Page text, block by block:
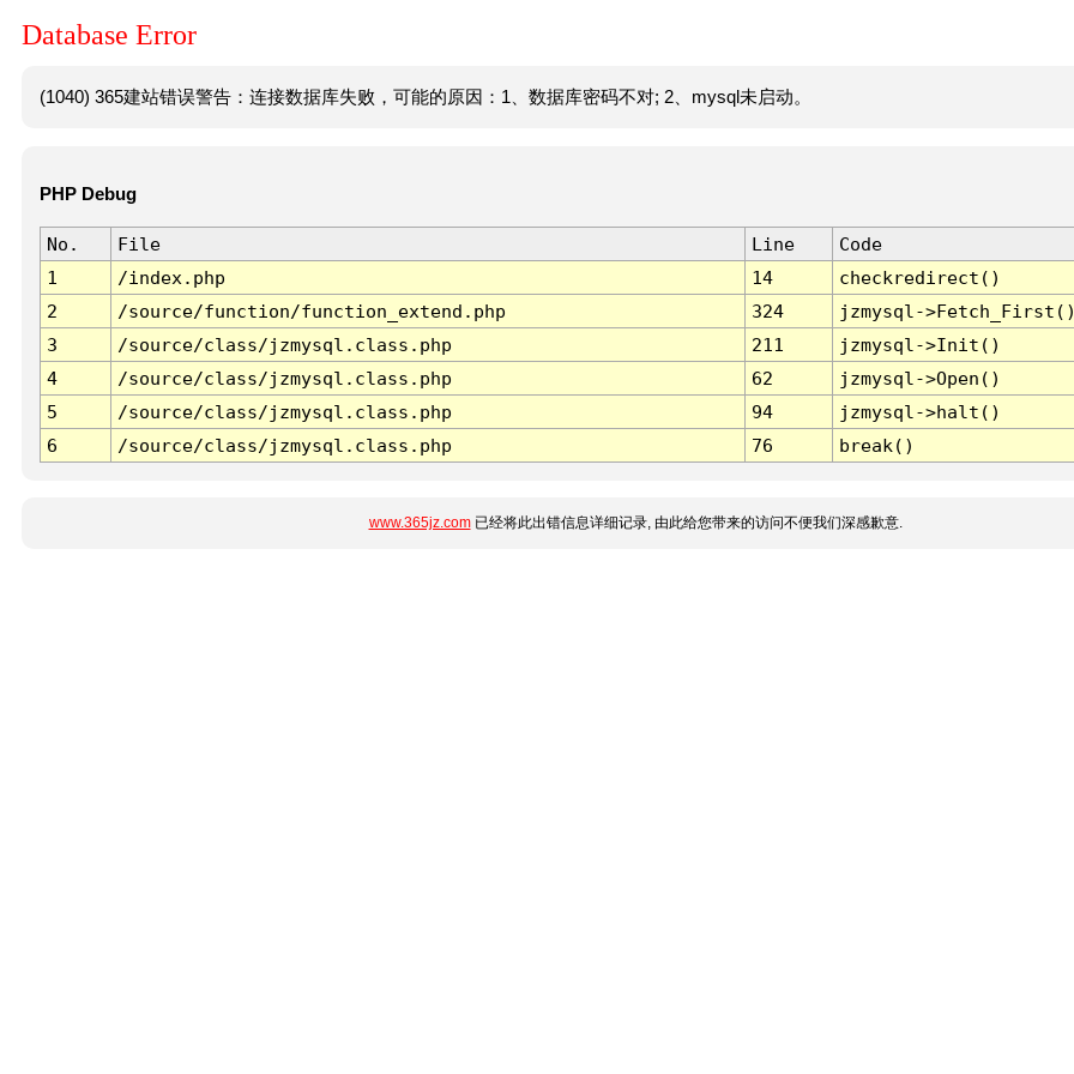
Database Error
(1040) 365建站错误警告：连接数据库失败，可能的原因：1、数据库密码不对; 2、mysql未启动。
PHP Debug
No. File Line
Code
1
/index.php 14
checkredirect()
2
/source/function/function_extend.php 324
jzmysql-
3
/source/class/jzmysql.class.php 211
jzmysql->Init()
4
/source/class/jzmysql.class.php 62
jzmysql->Open()
5
/source/class/jzmysql.class.php 94
jzmysql->halt()
6
/source/class/jzmysql.class.php 76 break()
www.365jz.com已经将此出错信息详细记录, 由此给您带来的访问不便我们深感歉意.